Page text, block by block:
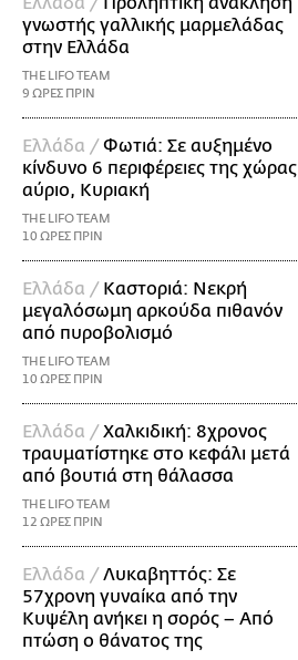
γνωστής γαλλικής μαρμελάδας
στην Ελλάδα
THE LIFO TEAM
9 ΩΡΕΣ ΠΡΙΝ
Ελλάδα /Φωτιά: Σε αυξημένο
κίνδυνο 6 περιφέρειες της χώρας
αύριο, Κυριακή
THE LIFO TEAM
10 ΩΡΕΣ ΠΡΙΝ
Ελλάδα / Καστοριά: Νεκρή
μεγαλόσωμη αρκούδα πιθανόν
από πυροβολισμό
THE LIFO TEAM
10 ΩΡΕΣ ΠΡΙΝ
Ελλάδα /Χαλκιδική: 8χρονος
τραυματίστηκε στο κεφάλι μετά
από βουτιά στη θάλασσα
THE LIFO TEAM
12 ΩΡΕΣ ΠΡΙΝ
Ελλάδα /Λυκαβηττός: Σε
57χρονη γυναίκα από την
Κυψέλη ανήκει η σορός – Από
πτώση ο θάνατος της